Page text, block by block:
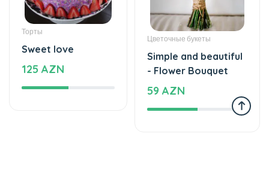
Торты
Sweet love
125 AZN
Цветочные букеты
Simple and beautiful
- Flower Bouquet
59 AZN